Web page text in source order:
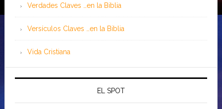
Verdades Claves …en la Biblia
Versículos Claves …en la Biblia
Vida Cristiana
EL SPOT